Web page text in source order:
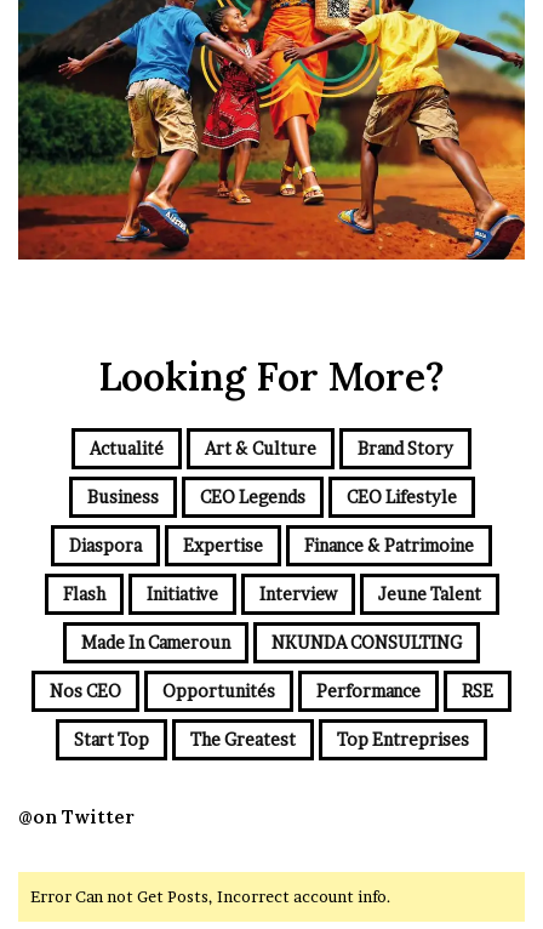
Looking For More?
Actualité Art & Culture Brand Story
Business CEO Legends CEO Lifestyle
Diaspora Expertise Finance & Patrimoine
Flash Initiative Interview Jeune Talent
Made In Cameroun NKUNDA CONSULTING
Nos CEO Opportunités Performance RSE
Start Top The Greatest Top Entreprises
@on Twitter
Error Can not Get Posts, Incorrect account info.